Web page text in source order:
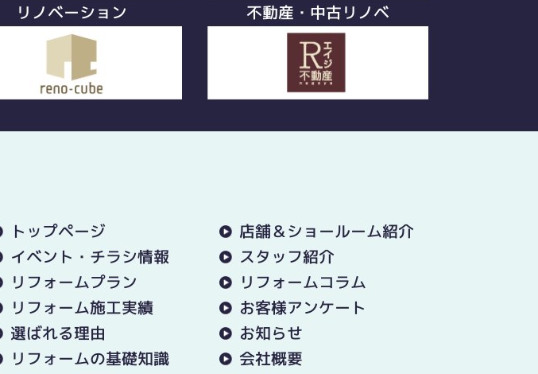
リノベーション 不動産・中古リノベ
トップページ
店舗＆ショールーム紹介
イベント・チラシ情報
スタッフ紹介
リフォームプラン
リフォームコラム
リフォーム施工実績
お客様アンケート
選ばれる理由
お知らせ
リフォームの基礎知識
会社概要